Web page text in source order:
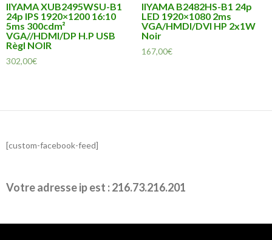
IIYAMA XUB2495WSU-B1
24p IPS 1920×1200 16:10
5ms 300cdm²
VGA//HDMI/DP H.P USB
Règl NOIR
302,00€
IIYAMA B2482HS-B1 24p
LED 1920×1080 2ms
VGA/HMDI/DVI HP 2x1W
Noir
167,00€
[custom-facebook-feed]
Votre adresse ip est : 216.73.216.201